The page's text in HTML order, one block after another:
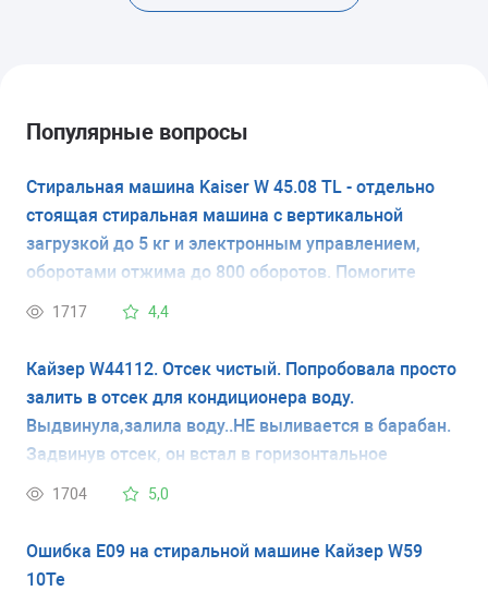
Популярные вопросы
Стиральная машина Kaiser W 45.08 TL - отдельно
стоящая стиральная машина с вертикальной
загрузкой до 5 кг и электронным управлением,
оборотами отжима до 800 оборотов. Помогите
разобраться -как узнать нужное "усилие-сжатие" ( в
нет такого обозначения ( N=). Маркировка на
амортизаторе (оригинальный старый) значится
SUSPA 0013 PHILCO 157090080 26 01.
1717 4,4
Кайзер W44112. Отсек чистый. Попробовала просто
залить в отсек для кондиционера воду.
Выдвинула,залила воду..НЕ выливается в барабан.
Задвинув отсек, он встал в горизонтальное
положение и слышно, что вода потекла в барабан,
по уровню, всё стоит ровно. Вы ответили, что
проблема может быть с клапанами..но при чём тут
1704 5,0
Ошибка Е09 на стиральной машине Кайзер W59
10Te